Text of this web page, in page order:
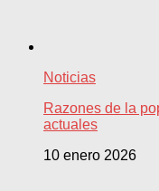
Noticias
Razones de la
actuales
10 enero 2026